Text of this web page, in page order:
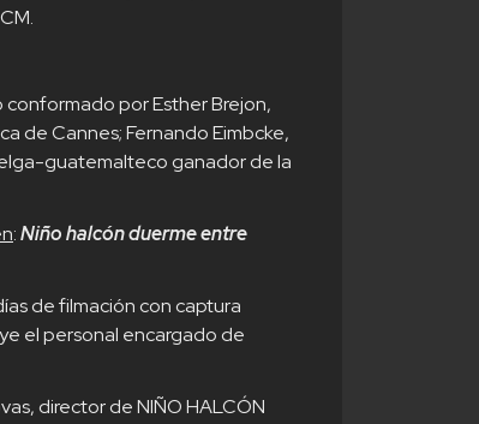
por Esther Brejon,
de Cannes; Fernando Eimbcke,
guatemalteco ganador de la
:Niño halcón duerme entre
de filmación con captura
el personal encargado de
director de NIÑO HALCÓN